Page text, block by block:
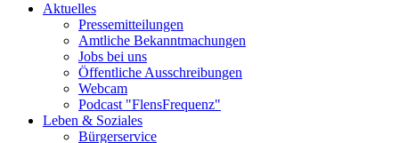
Aktuelles
Pressemitteilungen
Amtliche Bekanntmachungen
Jobs bei uns
Öffentliche Ausschreibungen
Webcam
Podcast "FlensFrequenz"
Leben & Soziales
Bürgerservice